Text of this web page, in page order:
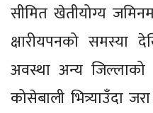
सीमित खेतीयोग्य
क्षारीयपनको समस्या
अवस्था अन्य जिल्लाको
कोसेबाली भित्र्याउँदा